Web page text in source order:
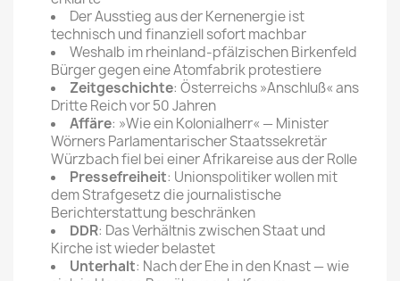
Der Ausstieg aus der Kernenergie ist
technisch und finanziell sofort machbar
Weshalb im rheinland-pfälzischen Birkenfeld
Bürger gegen eine Atomfabrik protestiere
Zeitgeschichte: Österreichs »Anschluß« ans
Dritte Reich vor 50 Jahren
Affäre: »Wie ein Kolonialherr« — Minister
Wörners Parlamentarischer Staatssekretär
Würzbach fiel bei einer Afrikareise aus der Rolle
Pressefreiheit: Unionspolitiker wollen mit
dem Strafgesetz die journalistische
Berichterstattung beschränken
DDR: Das Verhältnis zwischen Staat und
Kirche ist wieder belastet
Unterhalt: Nach der Ehe in den Knast — wie